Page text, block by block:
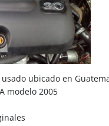
ubicado en
modelo 2005